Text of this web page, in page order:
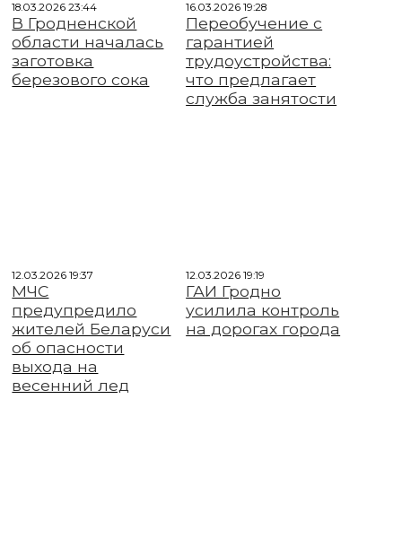
18.03.2026 23:44
В Гродненской
области началась
заготовка
березового сока
16.03.2026 19:28
Переобучение с
гарантией
трудоустройства:
что предлагает
служба занятости
12.03.2026 19:37
МЧС
предупредило
жителей Беларуси
об опасности
выхода на
весенний лед
12.03.2026 19:19
ГАИ Гродно
усилила контроль
на дорогах города